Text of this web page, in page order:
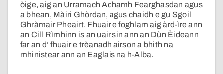
òige, aig an Urramach Adhamh Fearghasdan agus
a bhean, Màiri Ghòrdan, agus chaidh e gu Sgoil
Ghràmair Pheairt. Fhuair e foghlam aig àrd-ìre ann
an Cill Rìmhinn is an uair sin ann an Dùn Èideann
far an d’ fhuair e trèanadh airson a bhith na
mhinistear ann an Eaglais na h-Alba.